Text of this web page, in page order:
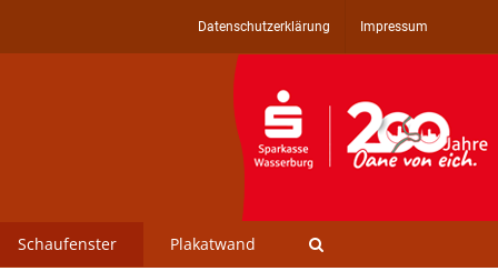
Datenschutzerklärung Impressum
Schaufenster Plakatwand